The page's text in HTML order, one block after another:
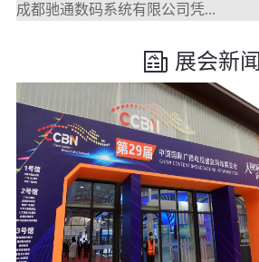
成都驰通数码系统有限公司凭...
展会新闻